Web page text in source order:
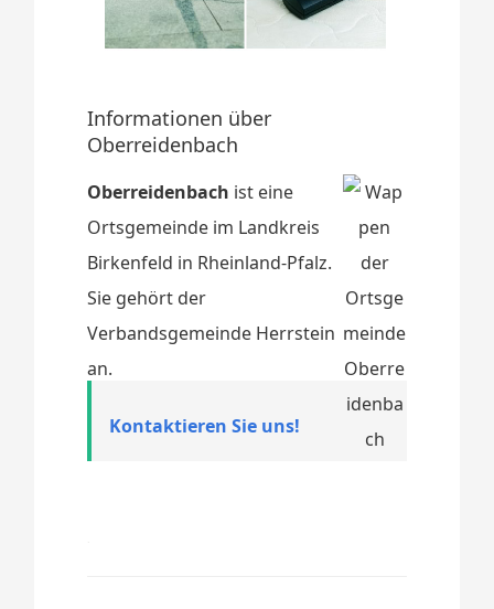
Informationen über
Oberreidenbach
Oberreidenbach ist eine
Ortsgemeinde im Landkreis
Birkenfeld in Rheinland-Pfalz.
Sie gehört der
Verbandsgemeinde Herrstein
an.
Kontaktieren Sie uns!